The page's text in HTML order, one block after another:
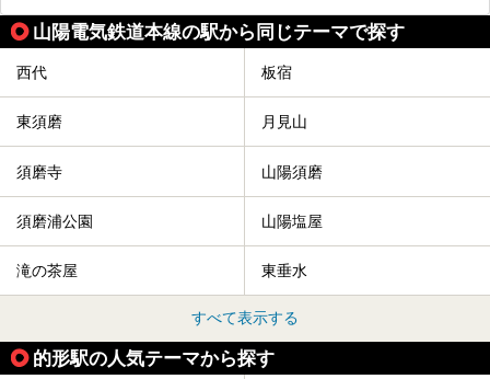
山陽電気鉄道本線の駅から同じテーマで探す
西代 板宿
東須磨 月見山
須磨寺 山陽須磨
須磨浦公園 山陽塩屋
滝の茶屋 東垂水
すべて表示する
的形駅の人気テーマから探す